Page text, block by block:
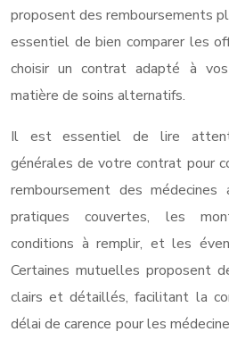
proposent des remboursements
essentiel de bien comparer les
choisir un contrat adapté à
matière de soins alternatifs.
Il est essentiel de lire
générales de votre contrat pour
remboursement des
pratiques couvertes, les
conditions à remplir, et les
Certaines mutuelles proposent
clairs et détaillés, facilitant la
délai de carence pour les